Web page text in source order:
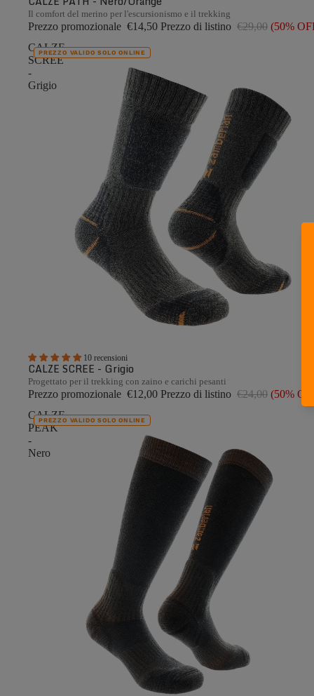
Il comfort del merino per l'escursionismo e il trekking
Prezzo promozionale €14,50 Prezzo di listino €29,00 (50%
CALZE
SCREE
-
Grigio
10 recensioni
PREZZO VALIDO SOLO ONLINE
CALZE SCREE - Grigio
Progettato per il trekking con zaino e carichi pesanti
Prezzo promozionale €12,00 Prezzo di listino €24,00 (50%
CALZE
PEAK
-
Nero
PREZZO VALIDO SOLO ONLINE